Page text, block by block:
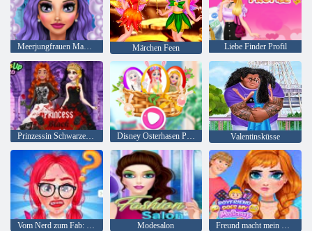
Meerjungfrauen Makeup Salon Märchen Feen Liebe Finder Profil
Prinzessin Schwarzes Hochzeitskleid Disney Osterhasen Party Valentinsküsse
Vom Nerd zum Fab: Prom Edition Modesalon Freund macht mein Make-up